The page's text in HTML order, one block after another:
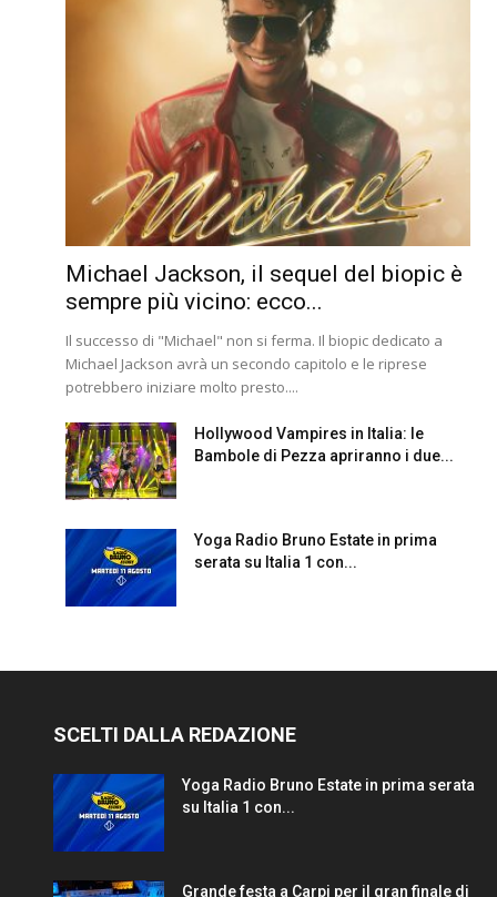
Michael Jackson, il sequel del biopic è
sempre più vicino: ecco...
Il successo di "Michael" non si ferma. Il biopic dedicato a
Michael Jackson avrà un secondo capitolo e le riprese
potrebbero iniziare molto presto....
Hollywood Vampires in Italia: le
Bambole di Pezza apriranno i due...
Yoga Radio Bruno Estate in prima
serata su Italia 1 con...
SCELTI DALLA REDAZIONE
Yoga Radio Bruno Estate in prima serata
su Italia 1 con...
Grande festa a Carpi per il gran finale di